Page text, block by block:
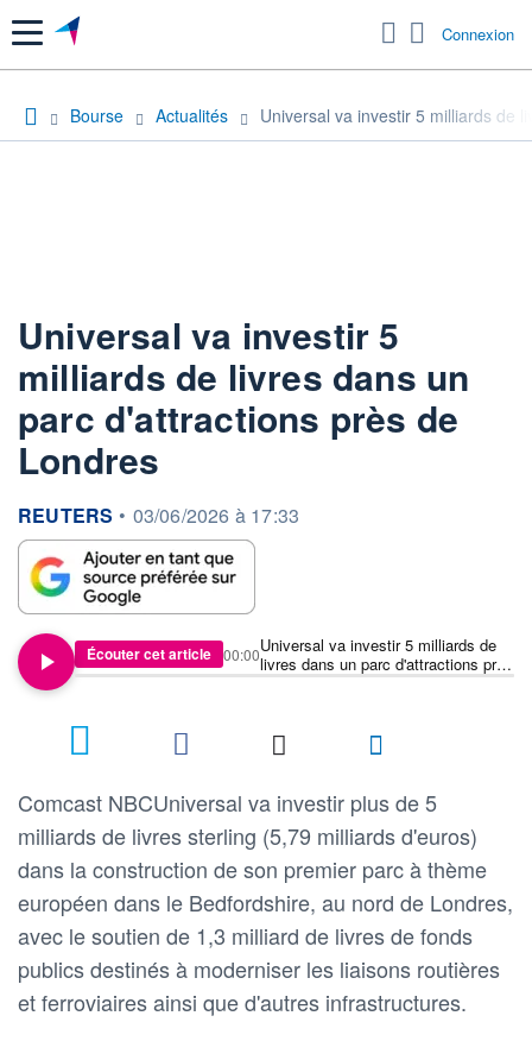
Menu Connexion
Bourse Actualités Universal va investir 5 milliards de
Universal va investir 5
milliards de livres dans un
parc d'attractions près de
Londres
information fournie par
REUTERS • 03/06/2026 à 17:33
Écouter cet article
Universal va investir 5 milliards de
livres dans un parc d'attractions près
de Londres
00:00
Comcast NBCUniversal va investir plus de 5
milliards de livres sterling (5,79 milliards d'euros)
dans la construction de son premier parc à thème
européen dans le Bedfordshire, au nord de Londres,
avec le soutien de 1,3 milliard de livres de fonds
publics destinés à moderniser les liaisons routières
et ferroviaires ainsi que d'autres infrastructures.